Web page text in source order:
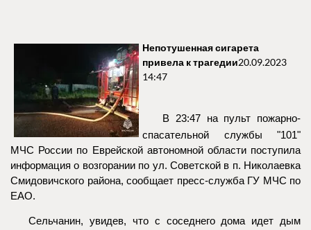
Непотушенная сигарета
привела к трагедии20.09.2023
14:47
В 23:47 на пульт пожарно-
спасательной службы "101"
МЧС России по Еврейской автономной области поступила
информация о возгорании по ул. Советской в п. Николаевка
Смидовичского района, сообщает пресс-служба ГУ МЧС по
ЕАО.
Сельчанин, увидев, что с соседнего дома идет дым